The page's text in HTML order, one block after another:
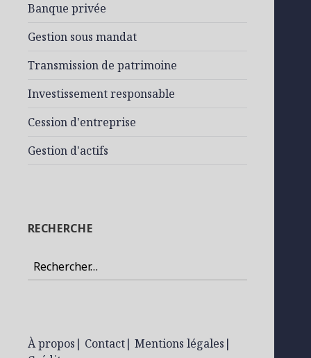
Banque privée
Gestion sous mandat
Transmission de patrimoine
Investissement responsable
Cession d'entreprise
Gestion d'actifs
RECHERCHE
Rechercher :
À propos | Contact| Mentions légales |